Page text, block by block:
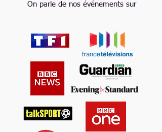
On parle de nos événements sur